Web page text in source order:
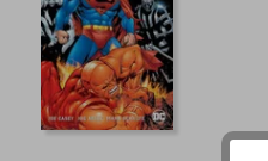
45%
dcto.